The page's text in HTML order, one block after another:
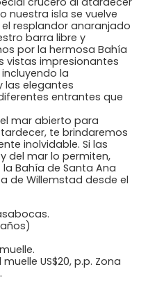
nuestra isla se vuelve
resplandor anaranjado
barra libre y
por la hermosa Bahía
vistas impresionantes
la
las elegantes
entrantes que
mar abierto para
te brindaremos
inolvidable. Si las
del mar lo permiten,
Bahía de Santa Ana
de Willemstad desde el
US$20, p.p. Zona